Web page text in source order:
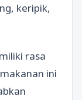
keripik,
rasa
ini